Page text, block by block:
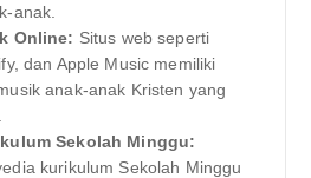
anak.
Online: Situs web seperti
dan Apple Music memiliki
anak-anak Kristen yang
Sekolah Minggu:
kurikulum Sekolah Minggu